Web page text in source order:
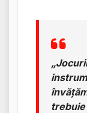
trebuie